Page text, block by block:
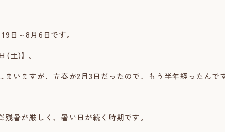
日～8月6日です。
(土)】。
まいますが、立春が2月3日だったので、もう半年経ったんで
暑が厳しく、暑い日が続く時期です。